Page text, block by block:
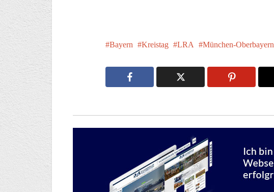
Bayern Kreistag LRA München-Oberbayern